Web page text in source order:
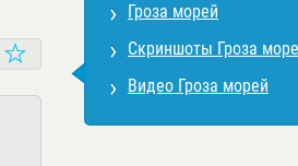
Гроза морей
Скриншоты Гроза
Видео Гроза морей